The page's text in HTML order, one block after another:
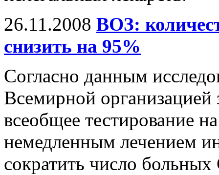
26.11.2008 ВОЗ:
снизить на 95%
Согласно данным
Всемирной
всеобщее тестирование
немедленным лечением
сократить число